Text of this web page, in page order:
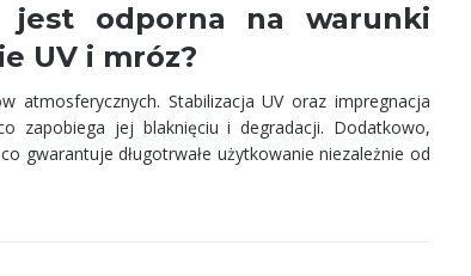
jest odporna na warunki
UV i mróz?
atmosferycznych. Stabilizacja UV oraz impregnacja
zapobiega jej blaknięciu i degradacji. Dodatkowo,
gwarantuje długotrwałe użytkowanie niezależnie od